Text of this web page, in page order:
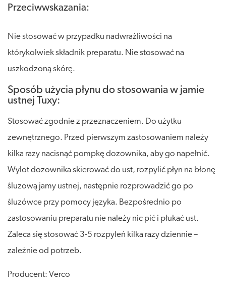
Przeciwwskazania:
Nie stosować w przypadku nadwrażliwości na
którykolwiek składnik preparatu. Nie stosować na
uszkodzoną skórę.
Sposób użycia płynu do stosowania w jamie
ustnej Tuxy:
Stosować zgodnie z przeznaczeniem. Do użytku
zewnętrznego. Przed pierwszym zastosowaniem należy
kilka razy nacisnąć pompkę dozownika, aby go napełnić.
Wylot dozownika skierować do ust, rozpylić płyn na błonę
śluzową jamy ustnej, następnie rozprowadzić go po
śluzówce przy pomocy języka. Bezpośrednio po
zastosowaniu preparatu nie należy nic pić i płukać ust.
Zaleca się stosować 3-5 rozpyleń kilka razy dziennie –
zależnie od potrzeb.
Producent: Verco